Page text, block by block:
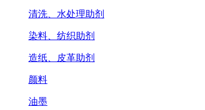
清洗、水处理助剂
染料、纺织助剂
造纸、皮革助剂
颜料
油墨